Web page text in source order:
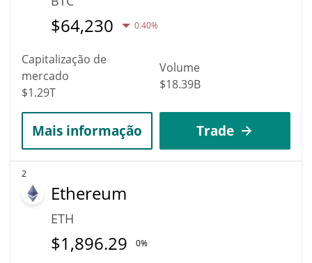
$64,230 0.40%
Capitalização de
mercado
$1.29T
Volume
$18.39B
Mais informação Trade
2
Ethereum
ETH
$1,896.29 0%